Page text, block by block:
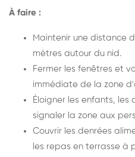
À faire :
Maintenir une distance
mètres autour du nid.
Fermer les fenêtres et
immédiate de la zone
Éloigner les enfants,
signaler la zone aux
Couvrir les denrées
les repas en terrasse à